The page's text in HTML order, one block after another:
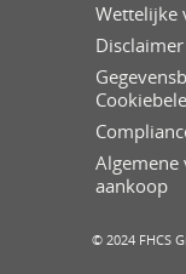
Wettelijke
Disclaimer
aankoop
© 2024 FHCS